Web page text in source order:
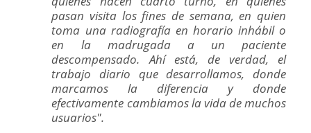
pasan visita los fines de semana, en quien
toma una radiografía en horario inhábil o
en la madrugada a un paciente
descompensado. Ahí está, de verdad, el
trabajo diario que desarrollamos, donde
marcamos la diferencia y donde
efectivamente cambiamos la vida de muchos
usuarios".